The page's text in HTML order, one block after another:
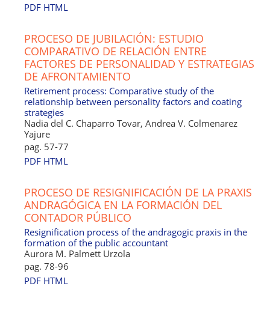
PDF HTML
PROCESO DE JUBILACIÓN: ESTUDIO
COMPARATIVO DE RELACIÓN ENTRE
FACTORES DE PERSONALIDAD Y ESTRATEGIAS
DE AFRONTAMIENTO
Retirement process: Comparative study of the
relationship between personality factors and coating
strategies
Nadia del C. Chaparro Tovar, Andrea V. Colmenarez
Yajure
pag. 57-77
PDF HTML
PROCESO DE RESIGNIFICACIÓN DE LA PRAXIS
ANDRAGÓGICA EN LA FORMACIÓN DEL
CONTADOR PÚBLICO
Resignification process of the andragogic praxis in the
formation of the public accountant
Aurora M. Palmett Urzola
pag. 78-96
PDF HTML